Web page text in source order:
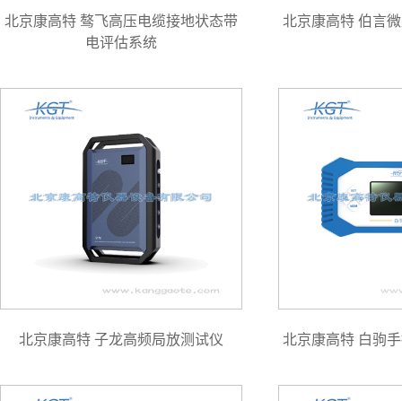
北京康高特 骜飞高压电缆接地状态带
电评估系统
北京康高特 伯言
北京康高特 子龙高频局放测试仪 北京康高特 白驹